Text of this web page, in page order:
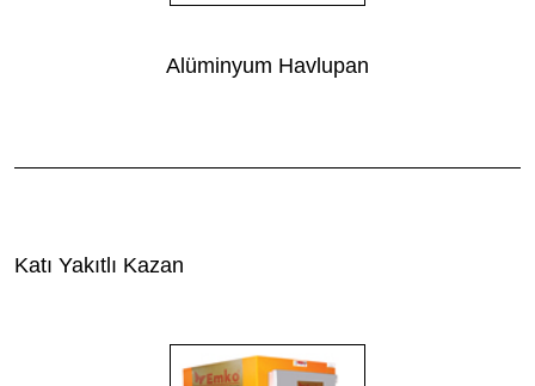
Alüminyum Havlupan
Katı Yakıtlı Kazan